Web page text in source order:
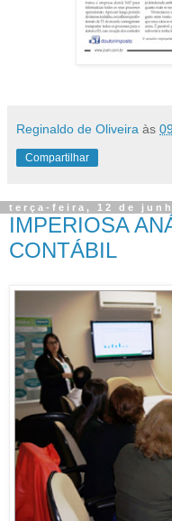
Reginaldo de Oliveira às
Compartilhar
terça-feira, 12 de
IMPERIOSA
CONTÁBIL